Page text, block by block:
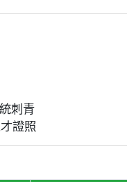
刺青
證照